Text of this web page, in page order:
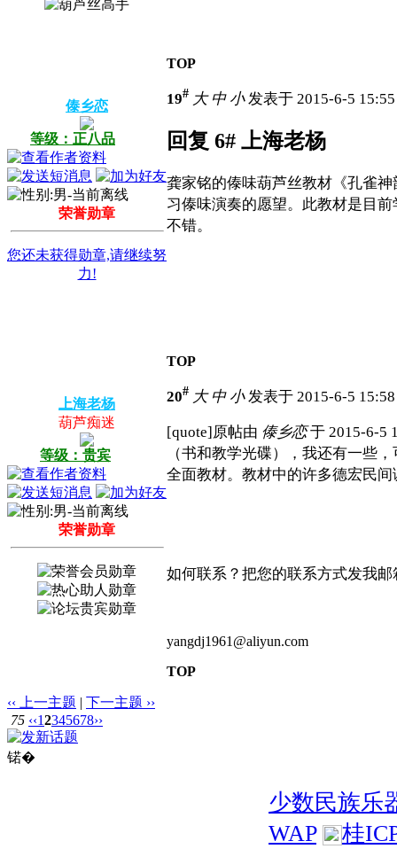
TOP
傣乡恋
等级：正八品
荣誉勋章
您还未获得勋章,请继续努
力!
19# 大 中 小发表于 2015-6-5
回复 6# 上海老杨
龚家铭的傣味葫芦丝教材《孔雀
习傣味演奏的愿望。此教材是目
不错。
TOP
上海老杨
葫芦痴迷
等级：贵宾
荣誉勋章
20# 大 中 小发表于 2015-6-5
[quote]原帖由 傣乡恋于 2015-6-5
（书和教学光碟），我还有一些
全面教材。教材中的许多德宏民
如何联系？把您的联系方式发我邮
yangdj1961@aliyun.com
TOP
‹‹ 上一主题 | 下一主题 ››
75 ‹‹12345678››
锘�
少数民族乐
WAP
桂